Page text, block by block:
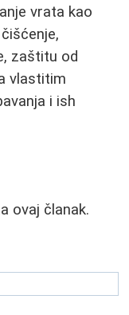
vrata kao
zaštitu od
vlastitim
i ish
ovaj članak.